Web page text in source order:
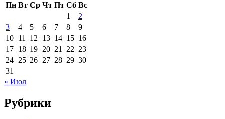
Пн Вт Ср Чт Пт Сб Вс
1
2
3
4 5 6 7 8
9
10 11 12 13 14 15 16
17 18 19 20 21 22 23
24 25 26 27 28 29 30
31
« Июл
Рубрики